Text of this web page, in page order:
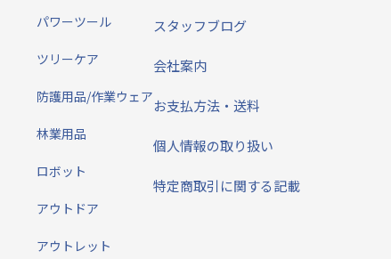
パワーツール
ツリーケア
防護用品/作業ウェア
林業用品
ロボット
アウトドア
アウトレット
スタッフブログ
会社案内
お支払方法・送料
個人情報の取り扱い
特定商取引に関する記載